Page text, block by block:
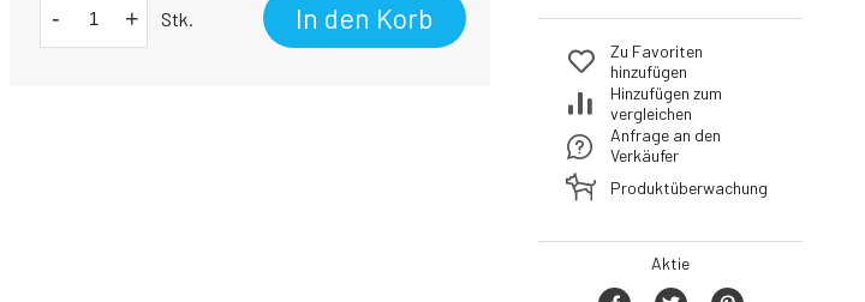
- + Stk. In den Korb
Zu Favoriten
hinzufügen
Hinzufügen zum
vergleichen
Anfrage an den
Verkäufer
Produktüberwachung
Aktie